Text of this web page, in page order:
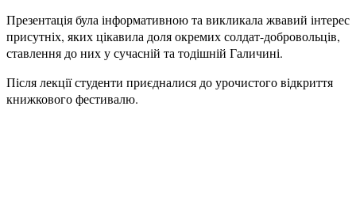
Презентація була інформативною та викликала жвавий інтерес
присутніх, яких цікавила доля окремих солдат-добровольців,
ставлення до них у сучасній та тодішній Галичині.
Після лекції студенти приєдналися до урочистого відкриття
книжкового фестивалю.